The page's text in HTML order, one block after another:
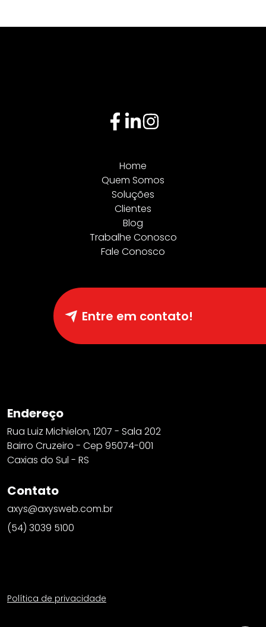
Endereço
Rua Luiz Michielon, 1207 - Sala 202
Bairro Cruzeiro - Cep 95074-001
Caxias do Sul - RS
Contato
axys@axysweb.com.br
(54) 3039 5100
Política de privacidade
Home
Quem Somos
Soluções
Clientes
Blog
Trabalhe Conosco
Fale Conosco
Entre em contato!